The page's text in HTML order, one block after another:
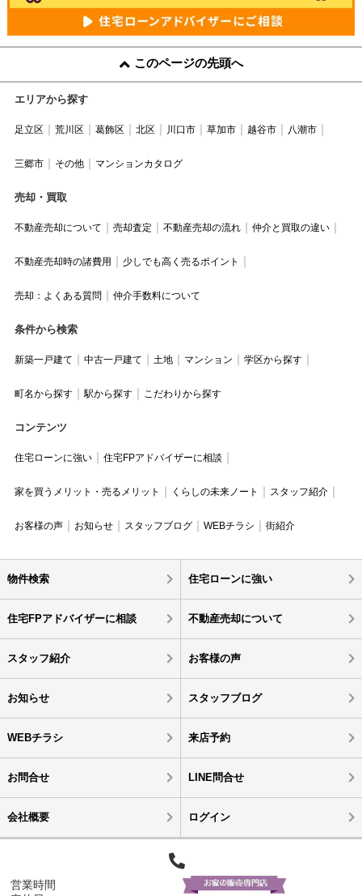
このページの先頭へ
エリアから探す
足立区 荒川区 葛飾区 北区 川口市 草加市 越谷市 八潮市
三郷市 その他 マンションカタログ
売却・買取
不動産売却について 売却査定 不動産売却の流れ 仲介と買取の違い
不動産売却時の諸費用 少しでも高く売るポイント
売却：よくある質問 仲介手数料について
条件から検索
新築一戸建て 中古一戸建て 土地 マンション 学区から探す
町名から探す 駅から探す こだわりから探す
コンテンツ
住宅ローンに強い 住宅FPアドバイザーに相談
家を買うメリット・売るメリット くらしの未来ノート スタッフ紹介
お客様の声 お知らせ スタッフブログ WEBチラシ 街紹介
物件検索 住宅ローンに強い
住宅FPアドバイザーに相談 不動産売却について
スタッフ紹介 お客様の声
お知らせ スタッフブログ
WEBチラシ 来店予約
お問合せ LINE問合せ
会社概要 ログイン
営業時間